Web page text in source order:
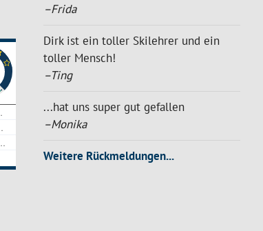
–Frida
Dirk ist ein toller Skilehrer und ein
toller Mensch!
–Ting
...hat uns super gut gefallen
–Monika
Weitere Rückmeldungen...